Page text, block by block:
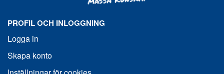
PROFIL OCH INLOGGNING
Logga in
Skapa konto